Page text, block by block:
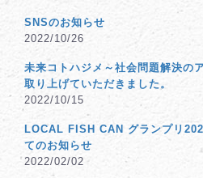
SNSのお知らせ
2022/10/26
未来コトハジメ～社会問題解決の
取り上げていただきました。
2022/10/15
LOCAL FISH CAN グランプリ
てのお知らせ
2022/02/02